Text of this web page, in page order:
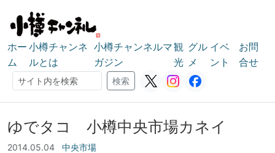
ホー
ム
小樽チャンネ
ルとは
小樽チャンネルマ
ガジン
観
光
グル
メ
イベ
ント
お問
合せ
検索
検索
ゆでタコ 小樽中央市場カネイ
2014.05.04 中央市場